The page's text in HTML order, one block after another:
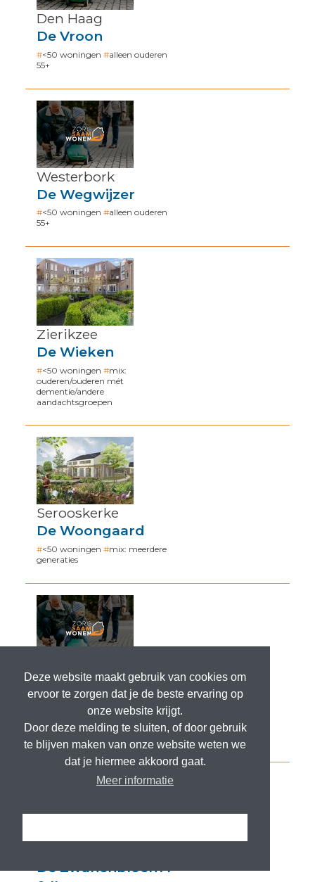
Deze website maakt gebruik van cookies om
ervoor te zorgen dat je de beste ervaring op
onze website krijgt.
Door deze melding te sluiten, of door gebruik
te blijven maken van onze website weten we
dat je hiermee akkoord gaat.
Meer informatie